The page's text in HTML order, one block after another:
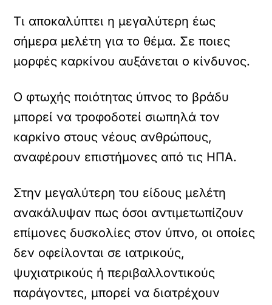
Τι αποκαλύπτει η μεγαλύτερη έως
σήμερα μελέτη για το θέμα. Σε ποιες
μορφές καρκίνου αυξάνεται ο κίνδυνος.
Ο φτωχής ποιότητας ύπνος το βράδυ
μπορεί να τροφοδοτεί σιωπηλά τον
καρκίνο στους νέους ανθρώπους,
αναφέρουν επιστήμονες από τις ΗΠΑ.
Στην μεγαλύτερη του είδους μελέτη
ανακάλυψαν πως όσοι αντιμετωπίζουν
επίμονες δυσκολίες στον ύπνο, οι οποίες
δεν οφείλονται σε ιατρικούς,
ψυχιατρικούς ή περιβαλλοντικούς
παράγοντες, μπορεί να διατρέχουν